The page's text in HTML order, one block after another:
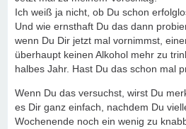
Ich weiß ja nicht, ob Du schon
Und wie ernsthaft Du das dann
wenn Du Dir jetzt mal vornimmst,
überhaupt keinen Alkohol mehr zu
halbes Jahr. Hast Du das schon mal
Wenn Du das versuchst, wirst Du
es Dir ganz einfach, nachdem Du
Wochenende noch ein wenig zu